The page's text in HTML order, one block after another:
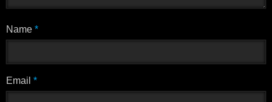
Name *
Email *